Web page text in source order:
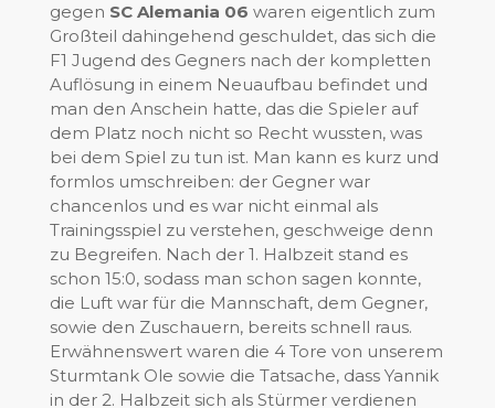
gegen SC Alemania 06 waren eigentlich zum
Großteil dahingehend geschuldet, das sich die
F1 Jugend des Gegners nach der kompletten
Auflösung in einem Neuaufbau befindet und
man den Anschein hatte, das die Spieler auf
dem Platz noch nicht so Recht wussten, was
bei dem Spiel zu tun ist. Man kann es kurz und
formlos umschreiben: der Gegner war
chancenlos und es war nicht einmal als
Trainingsspiel zu verstehen, geschweige denn
zu Begreifen. Nach der 1. Halbzeit stand es
schon 15:0, sodass man schon sagen konnte,
die Luft war für die Mannschaft, dem Gegner,
sowie den Zuschauern, bereits schnell raus.
Erwähnenswert waren die 4 Tore von unserem
Sturmtank Ole sowie die Tatsache, dass Yannik
in der 2. Halbzeit sich als Stürmer verdienen